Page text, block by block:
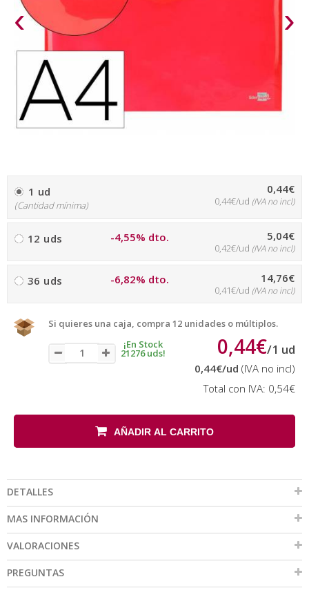
‹ ›
1 ud
(Cantidad mínima)
0,44€
0,44€/ud (IVA no incl)
12 uds -4,55% dto. 5,04€
0,42€/ud (IVA no incl)
36 uds -6,82% dto. 14,76€
0,41€/ud (IVA no incl)
Si quieres una caja, compra 12 unidades o múltiplos.
¡En Stock
21276 uds! 0,44€/1 ud
0,44€/ud (IVA no incl)
Total con IVA: 0,54€
AÑADIR AL CARRITO
DETALLES
MAS INFORMACIÓN
VALORACIONES
PREGUNTAS